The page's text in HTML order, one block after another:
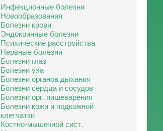
Инфекционные болезни
Новообразования
Болезни крови
Эндокринные болезни
Психические расстройства
Нервные болезни
Болезни глаз
Болезни уха
Болезни органов дыхания
Болезни сердца и сосудов
Болезни орг. пищеварения
Болезни кожи и подкожной
клетчатки
Костно-мышечной сист.